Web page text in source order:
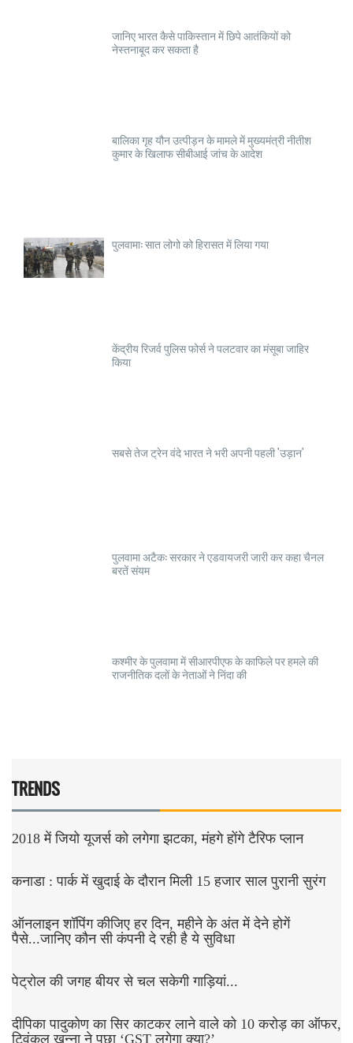
जानिए भारत कैसे पाकिस्तान में छिपे आतंकियों को
नेस्तनाबूद कर सकता है
बालिका गृह यौन उत्पीड़न के मामले में मुख्यमंत्री नीतीश
कुमार के खिलाफ सीबीआई जांच के आदेश
पुलवामा: सात लोगो को हिरासत में लिया गया
केंद्रीय रिजर्व पुलिस फोर्स ने पलटवार का मंसूबा जाहिर
किया
सबसे तेज ट्रेन वंदे भारत ने भरी अपनी पहली 'उड़ान'
पुलवामा अटैक: सरकार ने एडवायजरी जारी कर कहा चैनल
बरतें संयम
कश्मीर के पुलवामा में सीआरपीएफ के काफिले पर हमले की
राजनीतिक दलों के नेताओं ने निंदा की
TRENDS
2018 में जियो यूजर्स को लगेगा झटका, मंहगे होंगे टैरिफ प्लान
कनाडा : पार्क में खुदाई के दौरान मिली 15 हजार साल पुरानी सुरंग
ऑनलाइन शॉपिंग कीजिए हर दिन, महीने के अंत में देने होगें
पैसे...जानिए कौन सी कंपनी दे रही है ये सुविधा
पेट्रोल की जगह बीयर से चल सकेगी गाड़ियां...
दीपिका पादुकोण का सिर काटकर लाने वाले को 10 करोड़ का ऑफर,
ट्विंकल खन्ना ने पूछा ‘GST लगेगा क्या?’